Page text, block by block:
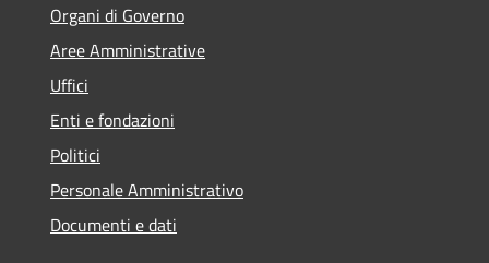
Organi di Governo
Aree Amministrative
Uffici
Enti e fondazioni
Politici
Personale Amministrativo
Documenti e dati